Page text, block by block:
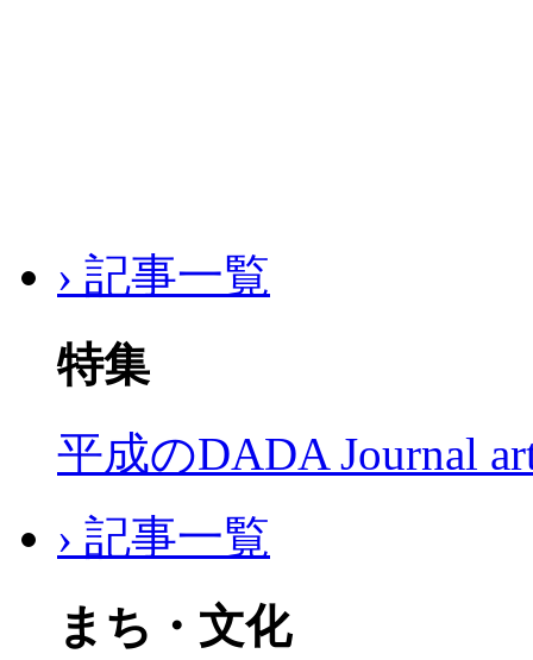
› 記事一覧
特集
平成のDADA Journal
› 記事一覧
まち・文化